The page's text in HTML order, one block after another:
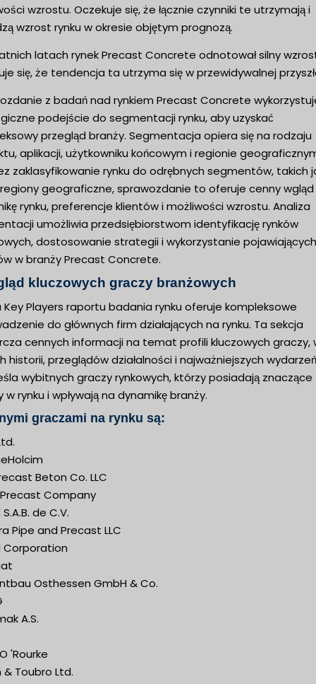
wzrostu. Oczekuje się, że łącznie czynniki te utrzymają i
wzrost rynku w okresie objętym prognozą.
latach rynek Precast Concrete odnotował silny
się, że tendencja ta utrzyma się w przewidywalnej
z badań nad rynkiem Precast Concrete
podejście do segmentacji rynku, aby uzyskać
przegląd branży. Segmentacja opiera się na rodzaju
aplikacji, użytkowniku końcowym i regionie
zaklasyfikowanie rynku do odrębnych segmentów, takich
geograficzne, sprawozdanie to oferuje cenny wgląd
rynku, preferencje klientów i możliwości wzrostu. Analiza
umożliwia przedsiębiorstwom identyfikację rynków
dostosowanie strategii i wykorzystanie
w branży Precast Concrete.
kluczowych graczy branżowych
Key Players raportu badania rynku oferuje kompleksowe
do głównych firm działających na rynku. Ta sekcja
cennych informacji na temat profili kluczowych graczy,
historii, przeglądów działalności i najważniejszych
wybitnych graczy rynkowych, którzy posiadają znaczące
w rynku i wpływają na dynamikę branży.
graczami na rynku są:
Beton Co. LLC
Company
S.A.B. de C.V.
Pipe and Precast LLC
Corporation
Osthessen GmbH & Co.
A.S.
'Rourke
& Toubro Ltd.